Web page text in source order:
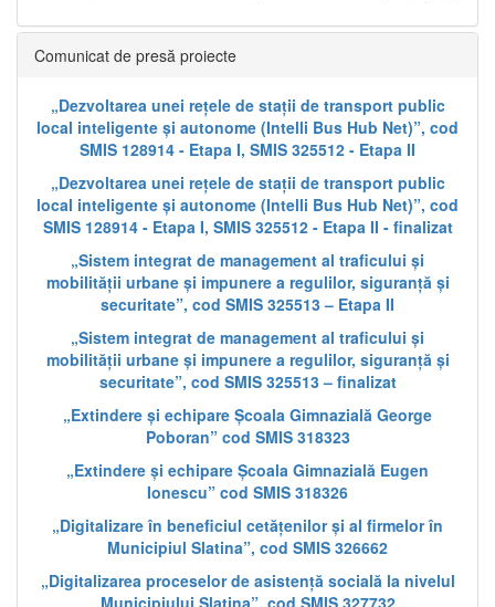
Comunicat de presă proiecte
„Dezvoltarea unei rețele de stații de transport public
local inteligente și autonome (Intelli Bus Hub Net)”, cod
SMIS 128914 - Etapa I, SMIS 325512 - Etapa II
„Dezvoltarea unei rețele de stații de transport public
local inteligente și autonome (Intelli Bus Hub Net)”, cod
SMIS 128914 - Etapa I, SMIS 325512 - Etapa II - finalizat
„Sistem integrat de management al traficului și
mobilității urbane și impunere a regulilor, siguranță și
securitate”, cod SMIS 325513 – Etapa II
„Sistem integrat de management al traficului și
mobilității urbane și impunere a regulilor, siguranță și
securitate”, cod SMIS 325513 – finalizat
„Extindere și echipare Școala Gimnazială George
Poboran” cod SMIS 318323
„Extindere și echipare Școala Gimnazială Eugen
Ionescu” cod SMIS 318326
„Digitalizare în beneficiul cetățenilor și al firmelor în
Municipiul Slatina”, cod SMIS 326662
„Digitalizarea proceselor de asistență socială la nivelul